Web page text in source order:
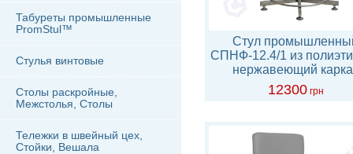
Табуреты промышленные
PromStul™
Стулья винтовые
Столы раскройные,
Межстолья, Столы
Тележки в швейный цех,
Стойки, Вешала
Стул
СПНФ-12.4/1 из
нержавеющий
12300 грн